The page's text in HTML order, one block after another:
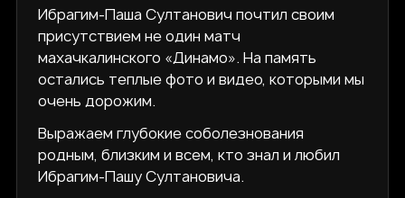
Ибрагим-Паша Султанович почтил своим
присутствием не один матч
махачкалинского «Динамо». На память
остались теплые фото и видео, которыми мы
очень дорожим.
Выражаем глубокие соболезнования
родным, близким и всем, кто знал и любил
Ибрагим-Пашу Султановича.